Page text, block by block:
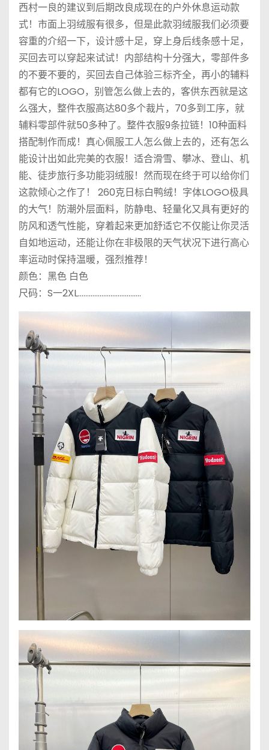
西村一良的建议到后期改良成现在的户外休息运动款
式！市面上羽绒服有很多，但是此款羽绒服我们必须要
容重的介绍一下，设计感十足，穿上身后线条感十足，
买回去可以穿起来试试！内部结构十分强大，零部件多
的不要不要的，买回去自己体验三标齐全，再小的辅料
都有它的LOGO，别管怎么做上去的，客供东西就是这
么强大，整件衣服高达80多个裁片，70多到工序，就
辅料零部件就50多种了。整件衣服9条拉链！10种面料
搭配制作而成！真心佩服工人怎么做上去的，还有怎么
能设计出如此完美的衣服！适合滑雪、攀冰、登山、机
能、徒步旅行多功能羽绒服！然而现在终于可以给你们
这款倾心之作了！ 260克日标白鸭绒！字体LOGO极具
的大气！防潮外层面料，防静电、轻量化又具有更好的
防风和透气性能，穿着起来更加舒适它不仅能让你灵活
自如地运动，还能让你在非极限的天气状况下进行高心
率运动时保持温暖，强烈推荐！
颜色：黑色 白色
尺码：S一2XL……………………………..